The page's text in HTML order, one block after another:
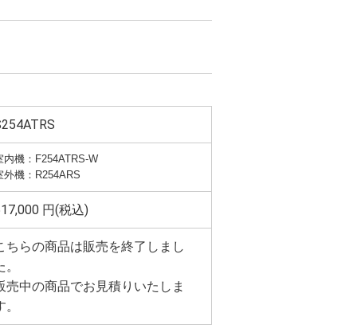
内機：F254ATRS-W
外機：R254ARS
円(税込)
ちらの商品は販売を終了しまし
。
売中の商品でお見積りいたしま
。